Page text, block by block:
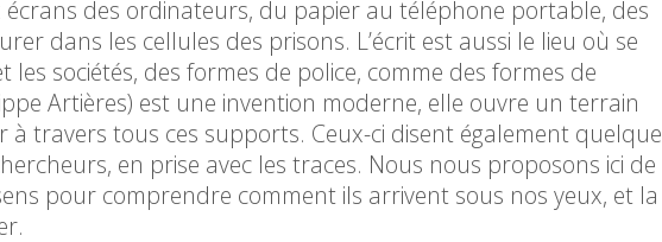
des ordinateurs, du papier au téléphone portable, des
dans les cellules des prisons. L’écrit est aussi le lieu où se
sociétés, des formes de police, comme des formes de
Artières) est une invention moderne, elle ouvre un terrain
travers tous ces supports. Ceux-ci disent également quelque
en prise avec les traces. Nous nous proposons ici de
pour comprendre comment ils arrivent sous nos yeux, et la